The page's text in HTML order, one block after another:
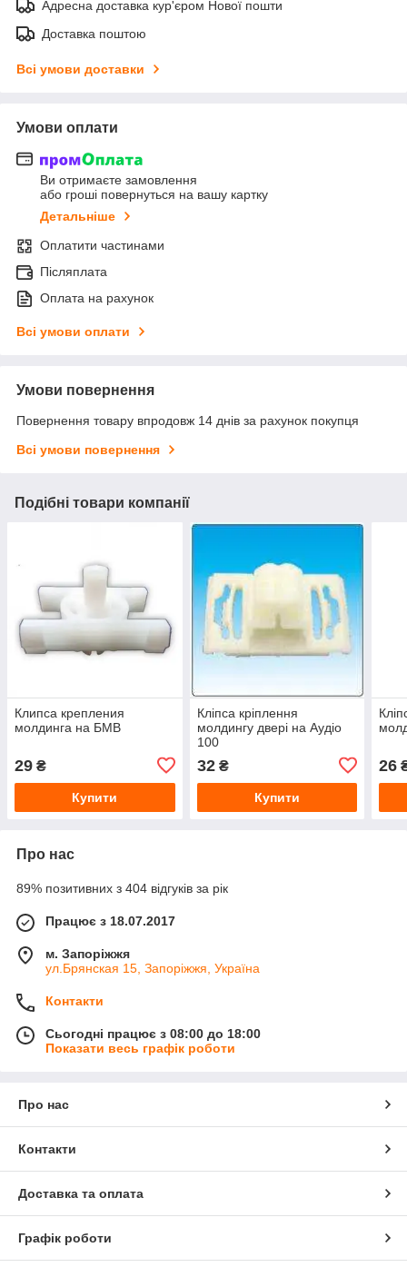
Адресна доставка кур'єром Нової пошти
Доставка поштою
Всі умови доставки
Умови оплати
Ви отримаєте замовлення
або гроші повернуться на вашу картку
Детальніше
Оплатити частинами
Післяплата
Оплата на рахунок
Всі умови оплати
Умови повернення
Повернення товару впродовж 14 днів за рахунок покупця
Всі умови повернення
Подібні товари компанії
Клипса крепления
молдинга на БМВ
29 ₴
Купити
Кліпса кріплення
молдингу двері на Аудіо
100
32₴
Купити
26
Про нас
89% позитивних з 404 відгуків за рік
Працює з 18.07.2017
м. Запоріжжя
ул.Брянская 15, Запоріжжя, Україна
Контакти
Сьогодні працює з 08:00 до 18:00
Показати весь графік роботи
Про нас
Контакти
Доставка та оплата
Графік роботи